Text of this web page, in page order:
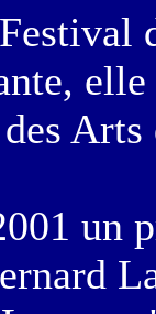
un